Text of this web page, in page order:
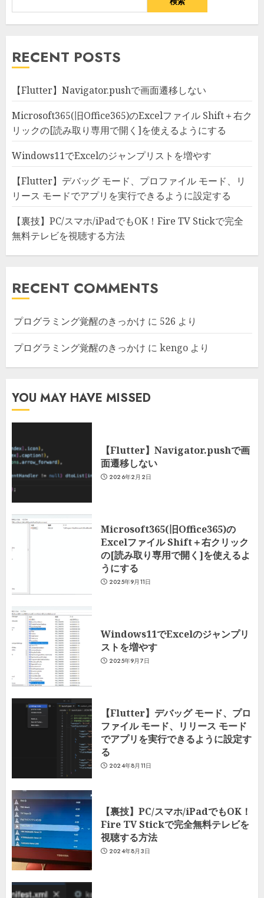
RECENT POSTS
【Flutter】Navigator.pushで画面遷移しない
Microsoft365(旧Office365)のExcelファイル Shift＋右ク
リックの[読み取り専用で開く]を使えるようにする
Windows11でExcelのジャンプリストを増やす
【Flutter】デバッグ モード、プロファイル モード、リ
リース モードでアプリを実行できるように設定する
【裏技】PC/スマホ/iPadでもOK！Fire TV Stickで完全
無料テレビを視聴する方法
RECENT COMMENTS
プログラミング覚醒のきっかけ に 526 より
プログラミング覚醒のきっかけ に kengo より
YOU MAY HAVE MISSED
【Flutter】Navigator.pushで画
面遷移しない
2026年2月2日
Microsoft365(旧Office365)の
Excelファイル Shift＋右クリック
の[読み取り専用で開く]を使えるよ
うにする
2025年9月11日
Windows11でExcelのジャンプリ
ストを増やす
2025年9月7日
【Flutter】デバッグ モード、プロ
ファイル モード、リリース モード
でアプリを実行できるように設定す
る
2024年8月11日
【裏技】PC/スマホ/iPadでもOK！
Fire TV Stickで完全無料テレビを
視聴する方法
2024年8月3日